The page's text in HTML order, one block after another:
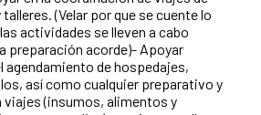
(Velar por que se cuente lo
actividades se lleven a cabo
preparación acorde)- Apoyar
agendamiento de hospedajes,
así como cualquier preparativo y
(insumos, alimentos y